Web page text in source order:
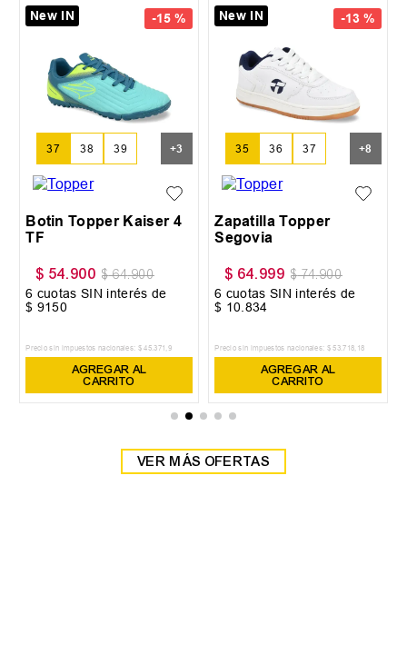
-15 %
New IN
37 38 39 +3
Botin Topper Kaiser 4
TF
$ 54.900 $ 64.900
6 cuotas SIN interés de
$ 9150
Precio sin impuestos nacionales: $ 45.371 ,9
AGREGAR AL
CARRITO
-13 %
New IN
35 36 37 +8
Zapatilla Topper
Segovia
$ 64.999 $ 74.900
6 cuotas SIN interés de
$ 10 834
Precio sin impuestos nacionales: $ 53.718, 18
AGREGAR AL
CARRITO
VER MÁS OFERTAS